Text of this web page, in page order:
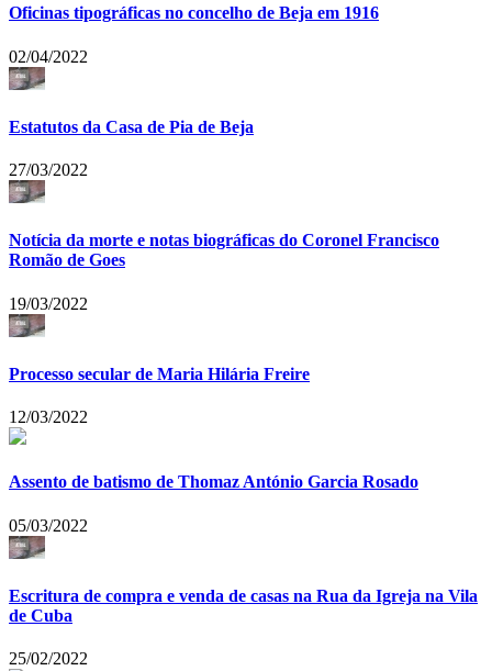
Oficinas tipográficas no concelho de Beja em 1916
02/04/2022
Estatutos da Casa de Pia de Beja
27/03/2022
Notícia da morte e notas biográficas do Coronel Francisco
Romão de Goes
19/03/2022
Processo secular de Maria Hilária Freire
12/03/2022
Assento de batismo de Thomaz António Garcia Rosado
05/03/2022
Escritura de compra e venda de casas na Rua da Igreja na Vila
de Cuba
25/02/2022